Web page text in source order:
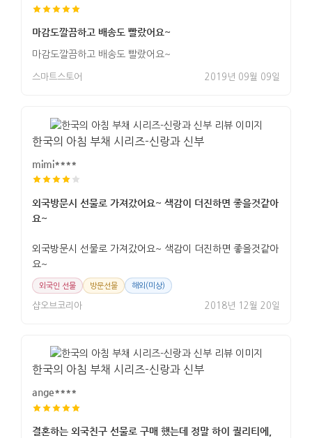
마감도깔끔하고 배송도 빨랐어요~
마감도깔끔하고 배송도 빨랐어요~
스마트스토어 2019년 09월 09일
한국의 아침 부채 시리즈-신랑과 신부
mimi****
외국방문시 선물로 가져갔어요~ 색감이 더진하면 좋을것같아
요~
외국방문시 선물로 가져갔어요~ 색감이 더진하면 좋을것같아
요~
외국인 선물 방문선물 해외(미상)
샵오브코리아 2018년 12월 20일
한국의 아침 부채 시리즈-신랑과 신부
ange****
결혼하는 외국친구 선물로 구매 했는데 정말 하이 퀄리티에,